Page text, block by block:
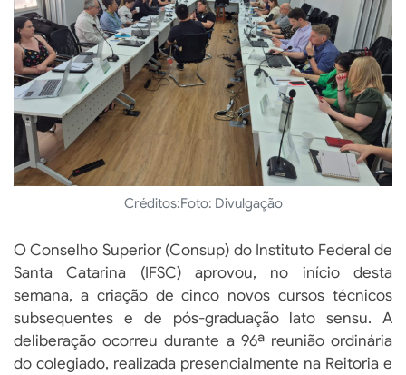
Créditos:Foto: Divulgação
O Conselho Superior (Consup) do Instituto Federal de
Santa Catarina (IFSC) aprovou, no início desta
semana, a criação de cinco novos cursos técnicos
subsequentes e de pós-graduação lato sensu. A
deliberação ocorreu durante a 96ª reunião ordinária
do colegiado, realizada presencialmente na Reitoria e